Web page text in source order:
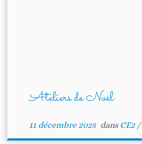
Ateliers de Noël
11 décembre 2025dans CE2 /